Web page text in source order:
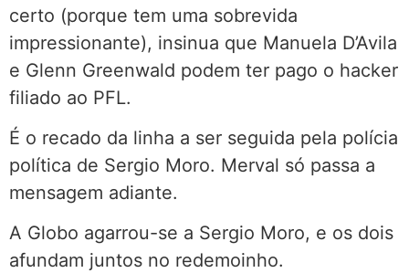
certo (porque tem uma sobrevida
impressionante), insinua que Manuela D’Avila
e Glenn Greenwald podem ter pago o hacker
filiado ao PFL.
É o recado da linha a ser seguida pela polícia
política de Sergio Moro. Merval só passa a
mensagem adiante.
A Globo agarrou-se a Sergio Moro, e os dois
afundam juntos no redemoinho.